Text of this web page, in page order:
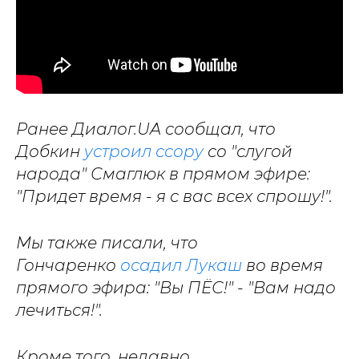
Ранее Диалог.UA сообщал, что
Добкин устроил ссорусо "слугой
народа" Смаглюк в прямом эфире:
"Придет время - я с вас всех спрошу!".
Мы также писали, что
Гончаренко осадил Лукаш во время
прямого эфира: "Вы ПЁС!" - "Вам надо
лечиться!".